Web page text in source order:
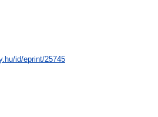
id/eprint/25745